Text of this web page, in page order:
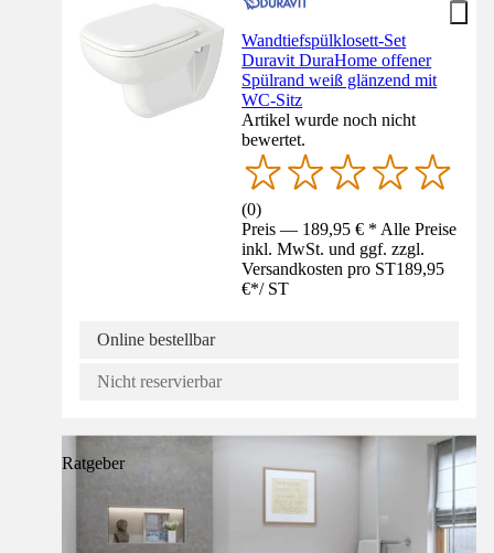
Wandtiefspülklosett-Set
Duravit DuraHome offener
Spülrand weiß glänzend mit
WC-Sitz
Artikel wurde noch nicht
bewertet.
(0)
Preis — 189,95 € * Alle Preise
inkl. MwSt. und ggf. zzgl.
Versandkosten pro ST189,95
€*/ ST
Online bestellbar
Nicht reservierbar
Ratgeber